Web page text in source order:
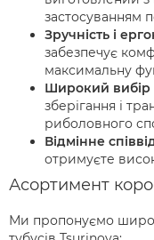
застосуванням
Зручність і
забезпечує
максимальну
Широкий вибір
зберігання і
риболовного
Відмінне
отримуєте
Асортимент
Ми пропонуємо